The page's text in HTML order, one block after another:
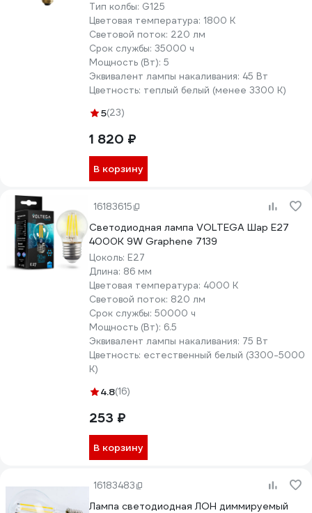
Тип колбы: G125
Цветовая температура: 1800 К
Световой поток: 220 лм
Срок службы: 35000 ч
Мощность (Вт): 5
Эквивалент лампы накаливания: 45 Вт
Цветность: теплый белый (менее 3300 К)
5(23)
1 820 ₽
В корзину
16183615
Светодиодная лампа VOLTEGA Шар E27
4000K 9W Graphene 7139
Цоколь: E27
Длина: 86 мм
Цветовая температура: 4000 К
Световой поток: 820 лм
Срок службы: 50000 ч
Мощность (Вт): 6.5
Эквивалент лампы накаливания: 75 Вт
Цветность: естественный белый (3300-5000
К)
4.8(16)
253 ₽
В корзину
16183483
Лампа светодиодная ЛОН диммируемый